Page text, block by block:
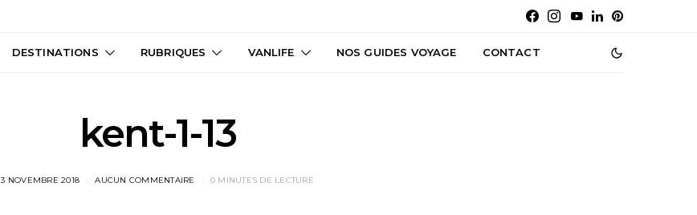
DESTINATIONS RUBRIQUES VANLIFE NOS GUIDES VOYAGE CONTACT
kent-1-13
3 NOVEMBRE 2018 AUCUN COMMENTAIRE 0 MINUTES DE LECTURE